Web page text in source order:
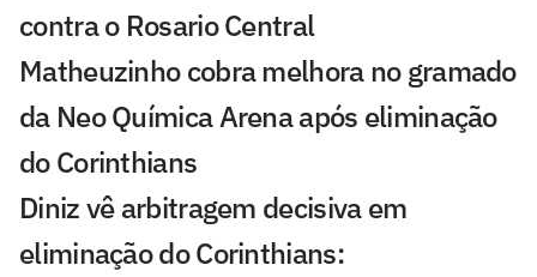
contra o Rosario Central
Matheuzinho cobra melhora no gramado
da Neo Química Arena após eliminação
do Corinthians
Diniz vê arbitragem decisiva em
eliminação do Corinthians: